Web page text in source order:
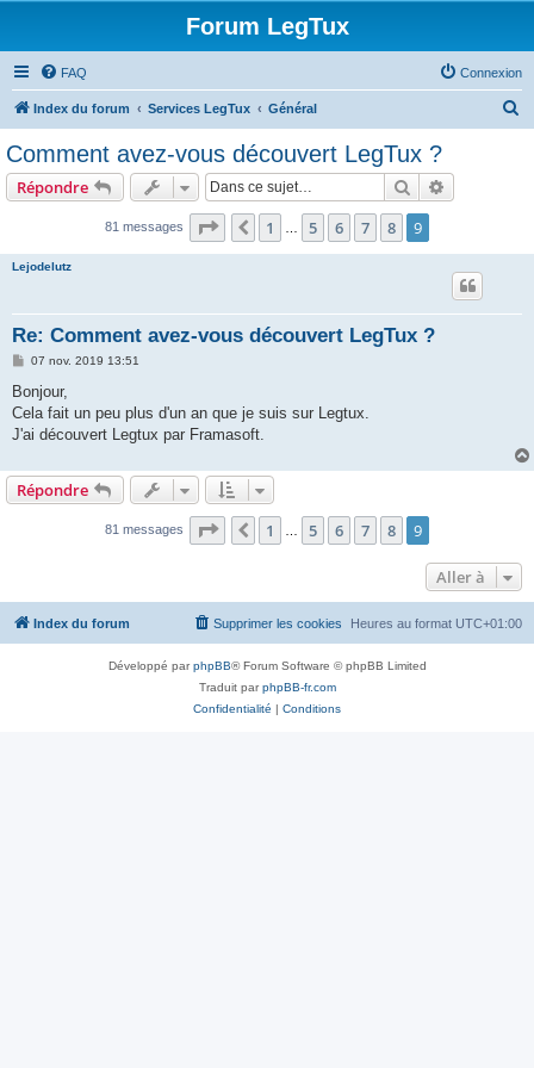
Forum LegTux
FAQ Connexion
Index du forum Services LegTux Général
Comment avez-vous découvert LegTux ?
Répondre Rechercher
81 messages Page sur
Précédente
1 5 6 7 8 9
Lejodelutz
Re: Comment avez-vous découvert LegTux ?
M
s
a
g
07 nov. 2019 13:51
Bonjour,
Cela fait un peu plus d'un an que je suis sur Legtux.
J'ai découvert Legtux par Framasoft.
Répondre
81 messages Page sur
Précédente
1 5 6 7 8 9
Aller à
Index du forum Heures au format UTC+01:00
Supprimer les cookies
Développé parphpBB® Forum Software © phpBB Limited
Traduit parphpBB-fr.com
Confidentialité | Conditions